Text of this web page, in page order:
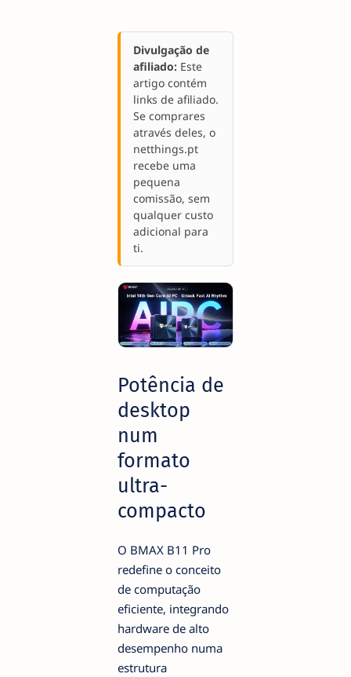
Divulgação de
afiliado: Este
artigo contém
links de afiliado.
Se comprares
através deles, o
netthings.pt
recebe uma
pequena
comissão, sem
qualquer custo
adicional para
ti.
Potência de
desktop
num
formato
ultra-
compacto
O BMAX B11 Pro
redefine o conceito
de computação
eficiente, integrando
hardware de alto
desempenho numa
estrutura